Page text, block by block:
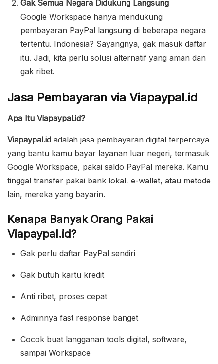
Gak Semua Negara Didukung Langsung
Google Workspace hanya mendukung
pembayaran PayPal langsung di beberapa negara
tertentu. Indonesia? Sayangnya, gak masuk daftar
itu. Jadi, kita perlu solusi alternatif yang aman dan
gak ribet.
Jasa Pembayaran via Viapaypal.id
Apa Itu Viapaypal.id?
Viapaypal.id adalah jasa pembayaran digital terpercaya
yang bantu kamu bayar layanan luar negeri, termasuk
Google Workspace, pakai saldo PayPal mereka. Kamu
tinggal transfer pakai bank lokal, e-wallet, atau metode
lain, mereka yang bayarin.
Kenapa Banyak Orang Pakai
Viapaypal.id?
Gak perlu daftar PayPal sendiri
Gak butuh kartu kredit
Anti ribet, proses cepat
Adminnya fast response banget
Cocok buat langganan tools digital, software,
sampai Workspace